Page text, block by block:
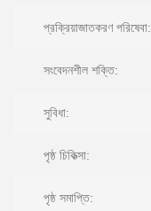
প্রক্রিয়াজাতকরণ পরিষেবা:
সংবেদনশীল শক্তি:
সুবিধা:
পৃষ্ঠ চিকিত্সা:
পৃষ্ঠ সমাপ্তি: